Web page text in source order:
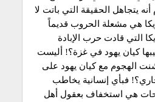
يتجاهل الحقيقة التي باتت لا
هي مشعلة الحروب قديماً
التي قادت حرب الإبادة
كيان يهود في غزة؟! أليست
الهجوم مع كيان يهود على
فبأي إنسانية يخاطب
هي استخفاف بعقول أهل